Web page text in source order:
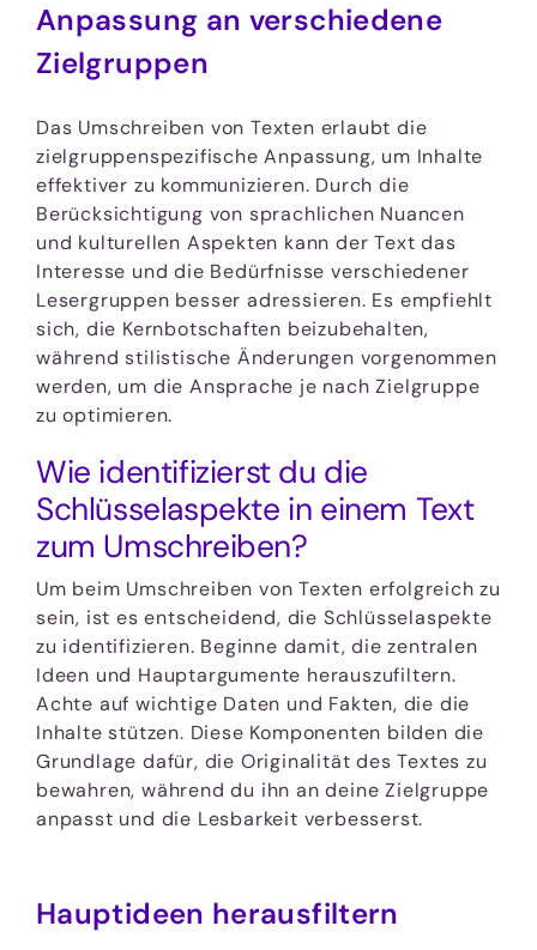
Anpassung an verschiedene
Zielgruppen
Das Umschreiben von Texten erlaubt die
zielgruppenspezifische Anpassung, um Inhalte
effektiver zu kommunizieren. Durch die
Berücksichtigung von sprachlichen Nuancen
und kulturellen Aspekten kann der Text das
Interesse und die Bedürfnisse verschiedener
Lesergruppen besser adressieren. Es empfiehlt
sich, die Kernbotschaften beizubehalten,
während stilistische Änderungen vorgenommen
werden, um die Ansprache je nach Zielgruppe
zu optimieren.
Wie identifizierst du die
Schlüsselaspekte in einem Text
zum Umschreiben?
Um beim Umschreiben von Texten erfolgreich zu
sein, ist es entscheidend, die Schlüsselaspekte
zu identifizieren. Beginne damit, die zentralen
Ideen und Hauptargumente herauszufiltern.
Achte auf wichtige Daten und Fakten, die die
Inhalte stützen. Diese Komponenten bilden die
Grundlage dafür, die Originalität des Textes zu
bewahren, während du ihn an deine Zielgruppe
anpasst und die Lesbarkeit verbesserst.
Hauptideen herausfiltern